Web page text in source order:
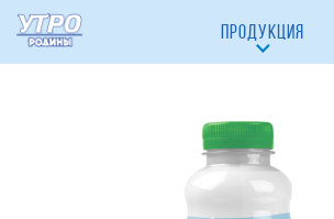
ПРОДУКЦИЯ
Ванильно-шоколадный 23%
Сыр Плавленый
Сыр плавленый Утренний с лесными
САХАЛИНСКОЕ МОЛОКО
МОЛОКО ПИТЬЕВОЕ